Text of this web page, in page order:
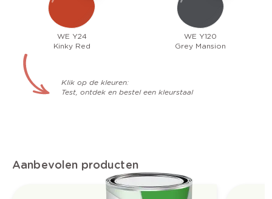
WE Y24
Kinky Red
WE Y120
Grey Mansion
Klik op de kleuren:
Test, ontdek en bestel een kleurstaal
Aanbevolen producten